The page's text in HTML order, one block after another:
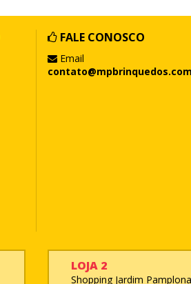
FALE CONOSCO
Email
LOJA 2
Shopping Jardim